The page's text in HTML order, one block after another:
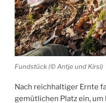
Fundstück (© Antje und Kirsi)
Nach reichhaltiger Ernte
gemütlichen Platz ein,